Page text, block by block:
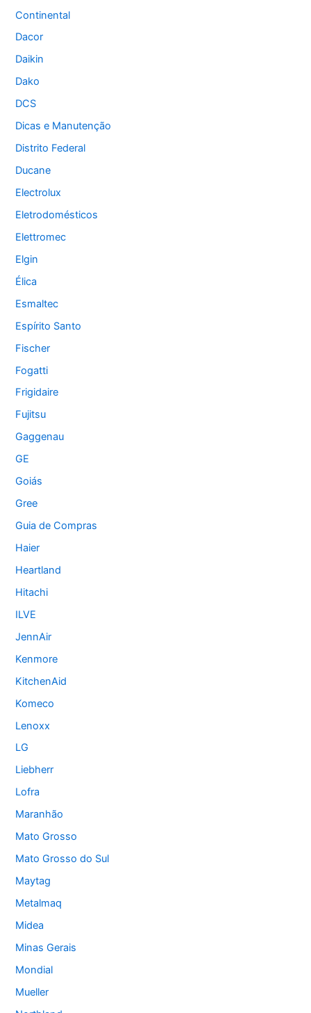
Continental
Dacor
Daikin
Dako
DCS
Dicas e Manutenção
Distrito Federal
Ducane
Electrolux
Eletrodomésticos
Elettromec
Elgin
Élica
Esmaltec
Espírito Santo
Fischer
Fogatti
Frigidaire
Fujitsu
Gaggenau
GE
Goiás
Gree
Guia de Compras
Haier
Heartland
Hitachi
ILVE
JennAir
Kenmore
KitchenAid
Komeco
Lenoxx
LG
Liebherr
Lofra
Maranhão
Mato Grosso
Mato Grosso do Sul
Maytag
Metalmaq
Midea
Minas Gerais
Mondial
Mueller